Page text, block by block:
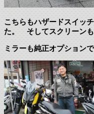
こちらもハザードスイッ
た。 そしてスクリーンも
ミラーも純正オプション